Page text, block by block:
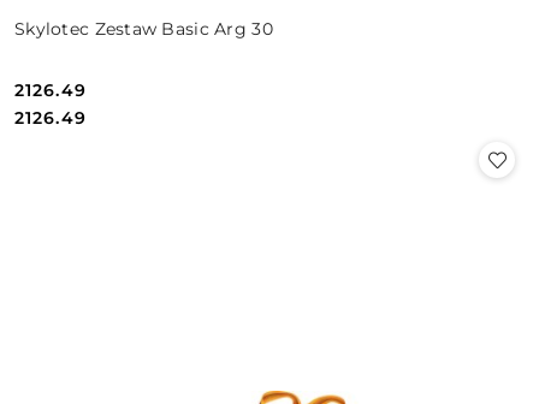
Skylotec Zestaw Basic Arg 30
Cena:
2126.49
Cena:
2126.49